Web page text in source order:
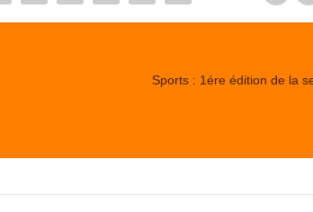
Sports : 1ére édition de la